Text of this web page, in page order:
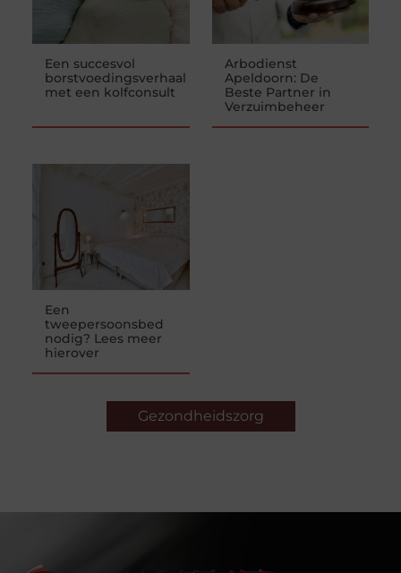
Een succesvol
borstvoedingsverhaal
met een kolfconsult
Arbodienst
Apeldoorn: De
Beste Partner in
Verzuimbeheer
Een
tweepersoonsbed
nodig? Lees meer
hierover
Gezondheidszorg